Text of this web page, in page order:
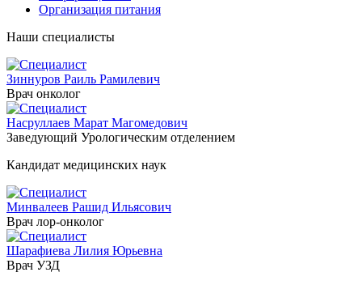
Организация питания
Наши специалисты
Зиннуров Раиль Рамилевич
Врач онколог
Насруллаев Марат Магомедович
Заведующий Урологическим отделением
Кандидат медицинских наук
Минвалеев Рашид Ильясович
Врач лор-онколог
Шарафиева Лилия Юрьевна
Врач УЗД